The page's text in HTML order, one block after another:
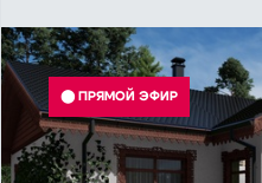
⬤ ПРЯМОЙ ЭФИР